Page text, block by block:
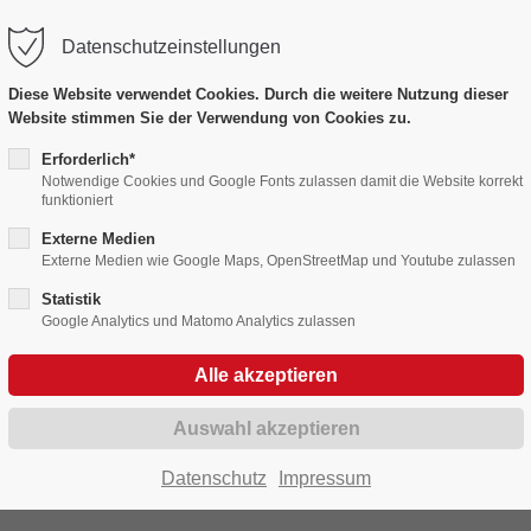
dolor sit amet:
/ 365days
support for our customers
8:00am - 5:00pm
(GMT
Cybersteel Inc.
San Francisco, CA 94102
Have any questions?
info@yourdomain.com
Bildergalerien
Fasnet in Bildern 2020 - 2029
Datenschutzeinstellungen
Diese Website verwendet Cookies. Durch die weitere Nutzung dieser
Website stimmen Sie der Verwendung von Cookies zu.
Erforderlich*
Notwendige Cookies und Google Fonts zulassen damit die Website korrekt
funktioniert
Externe Medien
Externe Medien wie Google Maps, OpenStreetMap und Youtube zulassen
Statistik
Google Analytics und Matomo Analytics zulassen
Datenschutz Impressum